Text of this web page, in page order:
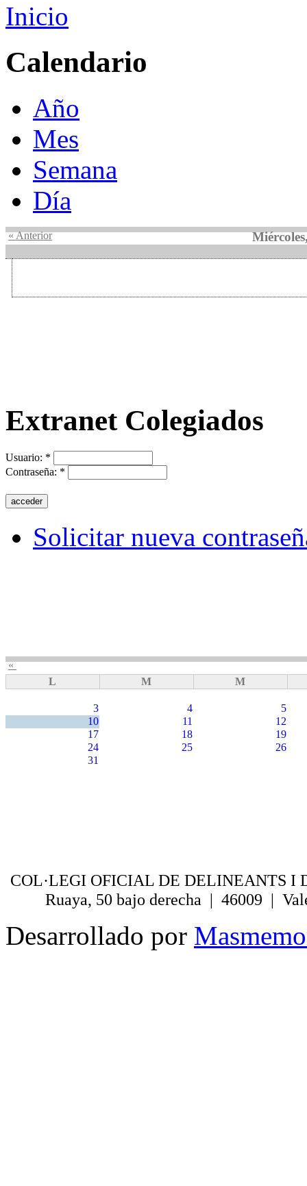
Inicio
Calendario
Año
Mes
Semana
Día
« Anterior
Extranet Colegiados
Usuario: *
Contraseña: *
Solicitar nueva
«
L
M M
3 4
5
10
11
12
17
18
19
24
25
26
31
COL·LEGI OFICIAL DE DELINEANTS I
Ruaya, 50 bajo derecha | 46009 |
Desarrollado por